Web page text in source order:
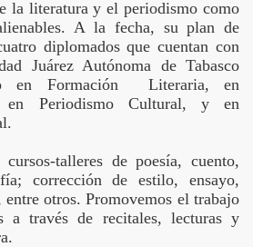
la literatura y el periodismo como
A la fecha, su plan de
diplomados que cuentan con
Juárez Autónoma de Tabasco
en Formación Literaria, en
en Periodismo Cultural, y en
talleres de poesía, cuento,
corrección de estilo, ensayo,
otros. Promovemos el trabajo
a través de recitales, lecturas y